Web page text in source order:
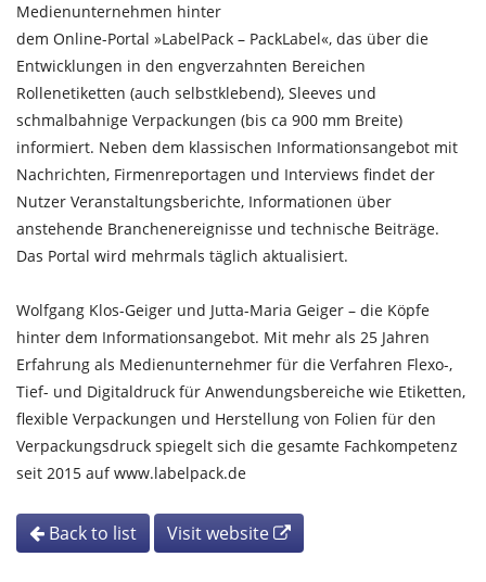
Medienunternehmen hinter
dem Online-Portal »LabelPack – PackLabel«, das über die
Entwicklungen in den engverzahnten Bereichen
Rollenetiketten (auch selbstklebend), Sleeves und
schmalbahnige Verpackungen (bis ca 900 mm Breite)
informiert. Neben dem klassischen Informationsangebot mit
Nachrichten, Firmenreportagen und Interviews findet der
Nutzer Veranstaltungsberichte, Informationen über
anstehende Branchenereignisse und technische Beiträge.
Das Portal wird mehrmals täglich aktualisiert.
Wolfgang Klos-Geiger und Jutta-Maria Geiger – die Köpfe
hinter dem Informationsangebot. Mit mehr als 25 Jahren
Erfahrung als Medienunternehmer für die Verfahren Flexo-,
Tief- und Digitaldruck für Anwendungsbereiche wie Etiketten,
flexible Verpackungen und Herstellung von Folien für den
Verpackungsdruck spiegelt sich die gesamte Fachkompetenz
seit 2015 auf www.labelpack.de
Back to list Visit website